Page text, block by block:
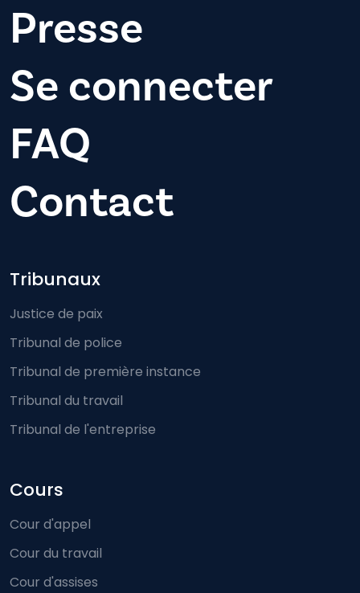
Presse
Se connecter
FAQ
Contact
Footer-menu
Tribunaux
Justice de paix
Tribunal de police
Tribunal de première instance
Tribunal du travail
Tribunal de l'entreprise
Cours
Cour d'appel
Cour du travail
Cour d'assises